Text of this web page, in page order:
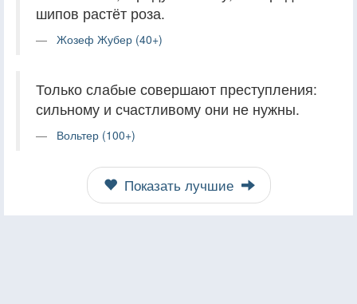
шипов растёт роза.
Жозеф Жубер (40+)
Только слабые совершают преступления:
сильному и счастливому они не нужны.
Вольтер (100+)
Показать лучшие